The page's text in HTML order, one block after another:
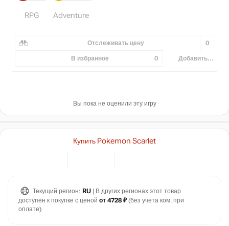
RPG Adventure
Отслеживать цену 0
В избранное 0 Добавить...
Вы пока не оценили эту игру
Купить Pokemon Scarlet
Текущий регион: RU | В других регионах этот товар
доступен к покупке с ценой от 4728 ₽ (без учета ком. при
оплате)
5,000
5,500